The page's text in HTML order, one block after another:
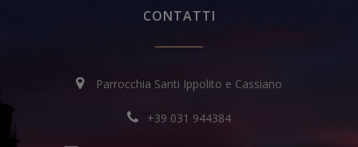
CONTATTI
Parrocchia Santi Ippolito e Cassiano
+39 031 944384